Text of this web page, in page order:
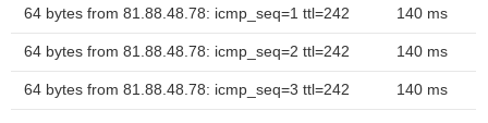
64 bytes from 81.88.48.78: icmp_seq=1 ttl=242 140 ms
64 bytes from 81.88.48.78: icmp_seq=2 ttl=242 140 ms
64 bytes from 81.88.48.78: icmp_seq=3 ttl=242 140 ms